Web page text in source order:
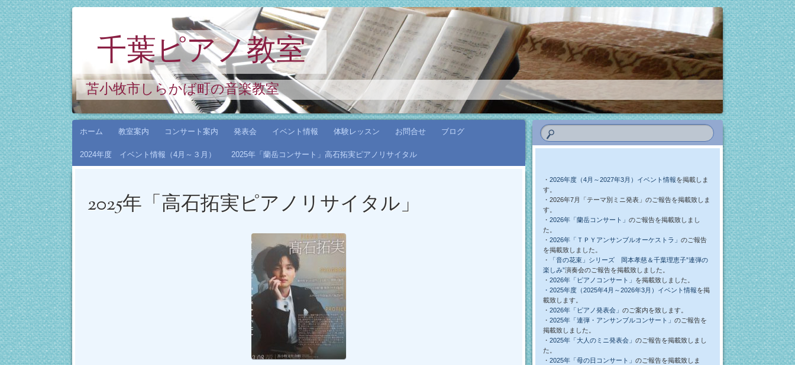
千葉ピアノ教室
苫小牧市しらかば町の音楽教室
コ
ホーム 教室案内 コンサート案内 発表会 イベント情報 体験レッスン お問合せ ブログ
2024年度 イベント情報（4月～３月） 2025年「蘭岳コンサート」高石拓実ピアノリサイタル
2025年「高石拓実ピアノリサイタル」
・2026年度（4月～2027年3月）イベント情報を掲載しま
す。
・2026年7月「テーマ別ミニ発表」のご報告を掲載致しま
す。
・2026年「蘭岳コンサート」のご報告を掲載致しまし
た。
・2026年「ＴＰＹアンサンブルオーケストラ」のご報告
を掲載致しました。
・
「音の花束」シリーズ 岡本孝慈＆千葉理恵子”連弾の
楽しみ”演奏会のご報告を掲載致しました。
・2026年「ピアノコンサート」 を掲載致しました。
・2025年度（2025年4月～2026年3月）イベント情報を掲
載致します。
・2026年「ピアノ発表会」のご案内を致します。
・2025年「連弾・アンサンブルコンサート」のご報告を
掲載致しました。
・2025年「大人のミニ発表会」のご報告を掲載致しまし
た。
・2025年「母の日コンサート」のご報告を掲載致しま